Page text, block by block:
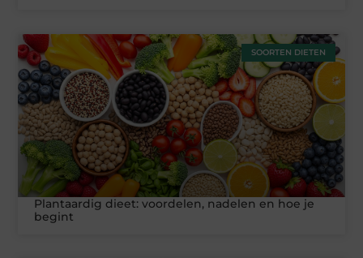
SOORTEN DIETEN
Plantaardig dieet: voordelen, nadelen en hoe je
begint